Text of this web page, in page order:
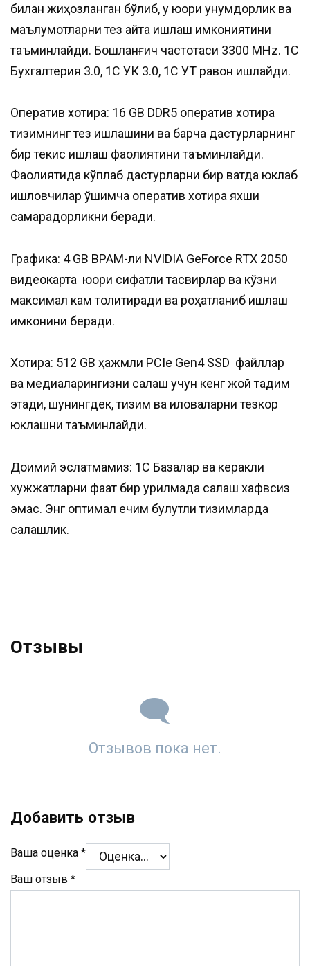
билан жиҳозланган бўлиб, у юқори унумдорлик ва
маълумотларни тез қайта ишлаш имкониятини
таъминлайди. Бошланғич частотаси 3300 MHz. 1C
Бухгалтерия 3.0, 1С УК 3.0, 1С УТ равон ишлайди.
Оператив хотира: 16 GB DDR5 оператив хотира
тизимнинг тез ишлашини ва барча дастурларнинг
бир текис ишлаш фаолиятини таъминлайди.
Фаолиятида кўплаб дастурларни бир вақтда юклаб
ишловчилар қўшимча оператив хотира яхши
самарадорликни беради.
Графика: 4 GB ВРАМ-ли NVIDIA GeForce RTX 2050
видеокарта юқори сифатли тасвирлар ва кўзни
максимал кам толиқтиради ва роҳатланиб ишлаш
имконини беради.
Хотира: 512 GB ҳажмли PCIe Gen4 SSD файллар
ва медиаларингизни сақлаш учун кенг жой тақдим
этади, шунингдек, тизим ва иловаларни тезкор
юклашни таъминлайди.
Доимий эслатмамиз: 1С Базалар ва керакли
хужжатларни фақат бир қурилмада сақлаш хафвсиз
эмас. Энг оптимал ечим булутли тизимларда
сақлашлик.
Отзывы
Отзывов пока нет.
Добавить отзыв
Ваша оценка *
Ваш отзыв *